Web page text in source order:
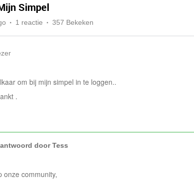
Simpel
1 reactie 357 Bekeken
om bij mijn simpel in te loggen..
.
doorTess
onze community,